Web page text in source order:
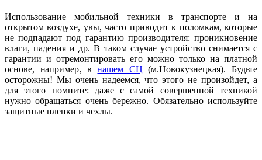
Использование мобильной техники в транспорте и на
открытом воздухе, увы, часто приводит к поломкам, которые
не подпадают под гарантию производителя: проникновение
влаги, падения и др. В таком случае устройство снимается с
гарантии и отремонтировать его можно только на платной
основе, например, внашем СЦ (м.Новокузнецкая). Будьте
осторожны! Мы очень надеемся, что этого не произойдет, а
для этого помните: даже с самой совершенной техникой
нужно обращаться очень бережно. Обязательно используйте
защитные пленки и чехлы.